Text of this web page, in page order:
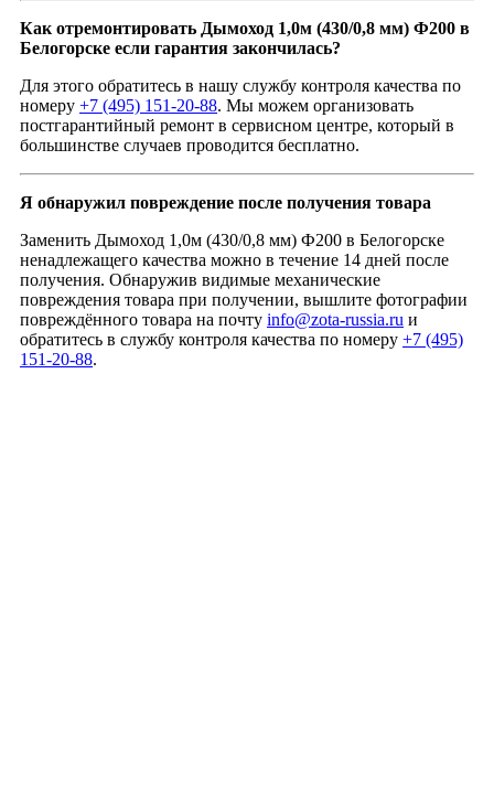
Как отремонтировать Дымоход 1,0м (430/0,8 мм) Ф200 в
Белогорске если гарантия закончилась?
Для этого обратитесь в нашу службу контроля качества по
номеру +7 (495) 151-20-88. Мы можем организовать
постгарантийный ремонт в сервисном центре, который в
большинстве случаев проводится бесплатно.
Я обнаружил повреждение после получения товара
Заменить Дымоход 1,0м (430/0,8 мм) Ф200 в Белогорске
ненадлежащего качества можно в течение 14 дней после
получения. Обнаружив видимые механические
повреждения товара при получении, вышлите фотографии
повреждённого товара на почту info@zota-russia.ru и
обратитесь в службу контроля качества по номеру +7 (495)
151-20-88.